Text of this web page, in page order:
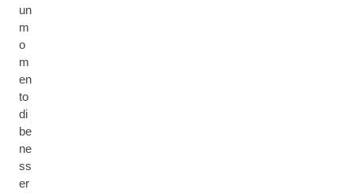
un
m
o
m
en
to
di
be
ne
ss
er